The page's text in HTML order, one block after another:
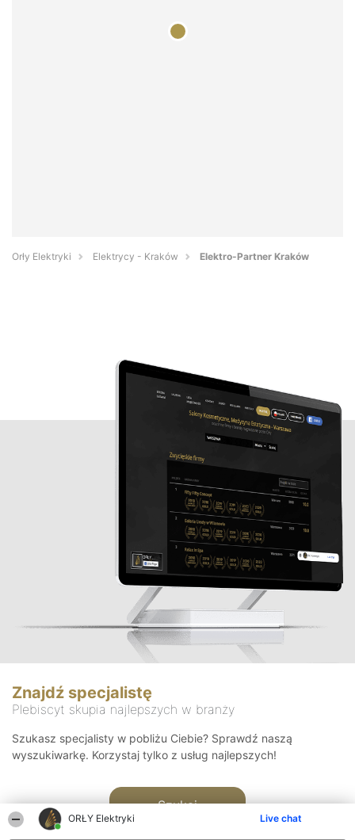
ORŁY Elektryki Live chat
Orły Elektryki Elektrycy - Kraków Elektro-Partner Kraków
Znajdź specjalistę
Plebiscyt skupia najlepszych w branży
Szukasz specjalisty w pobliżu Ciebie? Sprawdź naszą
wyszukiwarkę. Korzystaj tylko z usług najlepszych!
Szukaj